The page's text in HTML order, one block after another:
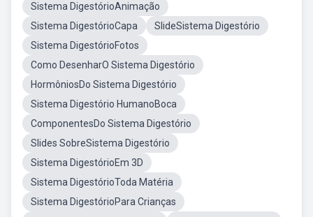
Sistema DigestórioAnimação
Sistema DigestórioCapa
SlideSistema Digestório
Sistema DigestórioFotos
Como DesenharO Sistema Digestório
HormôniosDo Sistema Digestório
Sistema Digestório HumanoBoca
ComponentesDo Sistema Digestório
Slides SobreSistema Digestório
Sistema DigestórioEm 3D
Sistema DigestórioToda Matéria
Sistema DigestórioPara Crianças